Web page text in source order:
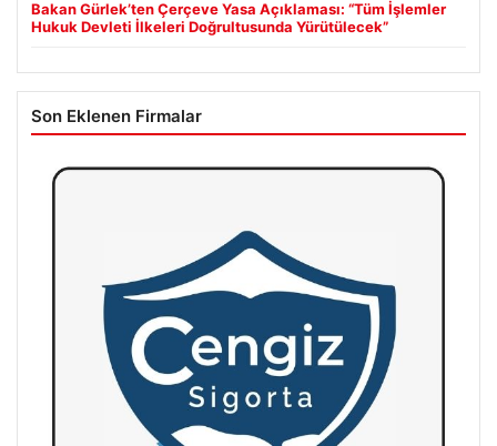
Bakan Gürlek’ten Çerçeve Yasa Açıklaması: “Tüm İşlemler
Hukuk Devleti İlkeleri Doğrultusunda Yürütülecek”
Son Eklenen Firmalar